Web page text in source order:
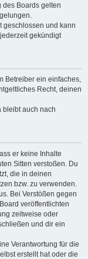
des Boards gelten
geschlossen und kann
gekündigt
Betreiber ein einfaches,
Recht, deinen
bleibt auch nach
er keine Inhalte
Sitten verstoßen. Du
die in deinen
bzw. zu verwenden.
Bei Verstößen gegen
veröffentlichten
zeitweise oder
und dir ein
Verantwortung für die
erstellt hat oder die